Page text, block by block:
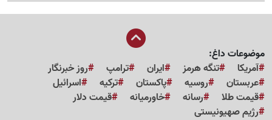
موضوعات داغ:
آمریکا
تنگه هرمز ایران ترامپ
روز خبرنگار
عربستان
روسیه پاکستان ترکیه
اسرائیل
قیمت طلا
رسانه خاورمیانه
قیمت دلار
رژیم صهیونیستی